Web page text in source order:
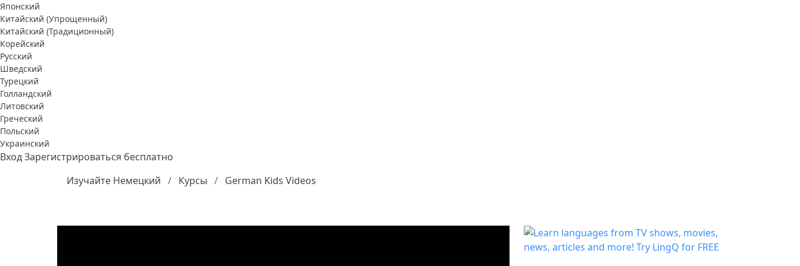
Японский
Китайский (Упрощенный)
Китайский (Традиционный)
Корейский
Русский
Шведский
Турецкий
Голландский
Литовский
Греческий
Польский
Украинский
ВходЗарегистрироваться бесплатно
Изучайте Немецкий
Курсы German Kids Videos